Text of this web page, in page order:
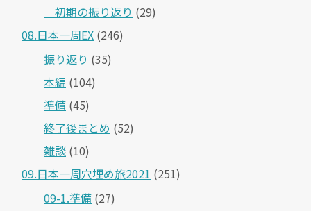
＿初期の振り返り (29)
08.日本一周EX (246)
振り返り (35)
本編 (104)
準備 (45)
終了後まとめ (52)
雑談 (10)
09.日本一周穴埋め旅2021 (251)
09-1.準備 (27)